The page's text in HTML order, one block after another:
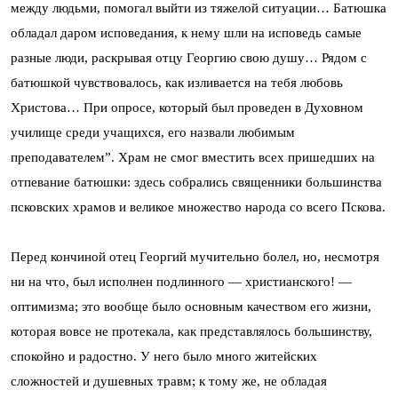
между людьми, помогал выйти из тяжелой ситуации… Батюшка
обладал даром исповедания, к нему шли на исповедь самые
разные люди, раскрывая отцу Георгию свою душу… Рядом с
батюшкой чувствовалось, как изливается на тебя любовь
Христова… При опросе, который был проведен в Духовном
училище среди учащихся, его назвали любимым
преподавателем”. Храм не смог вместить всех пришедших на
отпевание батюшки: здесь собрались священники большинства
псковских храмов и великое множество народа со всего Пскова.
Перед кончиной отец Георгий мучительно болел, но, несмотря
ни на что, был исполнен подлинного — христианского! —
оптимизма; это вообще было основным качеством его жизни,
которая вовсе не протекала, как представлялось большинству,
спокойно и радостно. У него было много житейских
сложностей и душевных травм; к тому же, не обладая